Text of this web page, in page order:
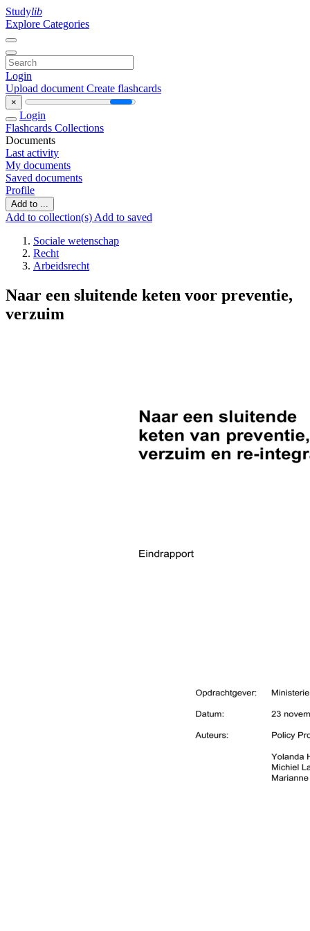
Studylib
Explore Categories
Login
Upload document Create flashcards
×
Login
Flashcards Collections
Documents
Last activity
My documents
Saved documents
Profile
Add to ...
Add to collection(s) Add to saved
Sociale wetenschap
Recht
Arbeidsrecht
Naar een sluitende keten voor preventie,
verzuim